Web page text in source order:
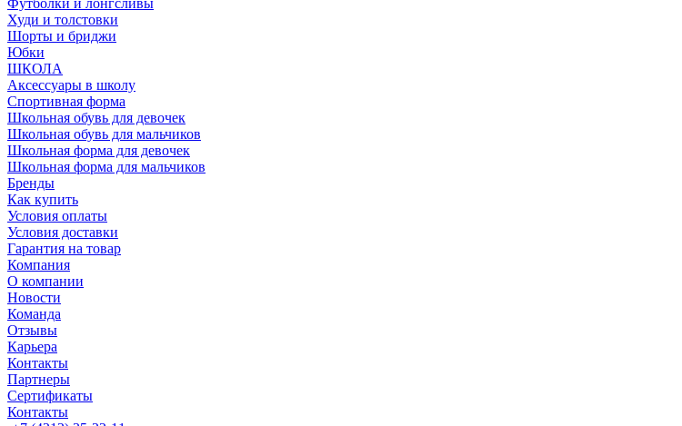
Футболки и лонгсливы
Худи и толстовки
Шорты и бриджи
Юбки
ШКОЛА
Аксессуары в школу
Спортивная форма
Школьная обувь для девочек
Школьная обувь для мальчиков
Школьная форма для девочек
Школьная форма для мальчиков
Бренды
Как купить
Условия оплаты
Условия доставки
Гарантия на товар
Компания
О компании
Новости
Команда
Отзывы
Карьера
Контакты
Партнеры
Сертификаты
Контакты